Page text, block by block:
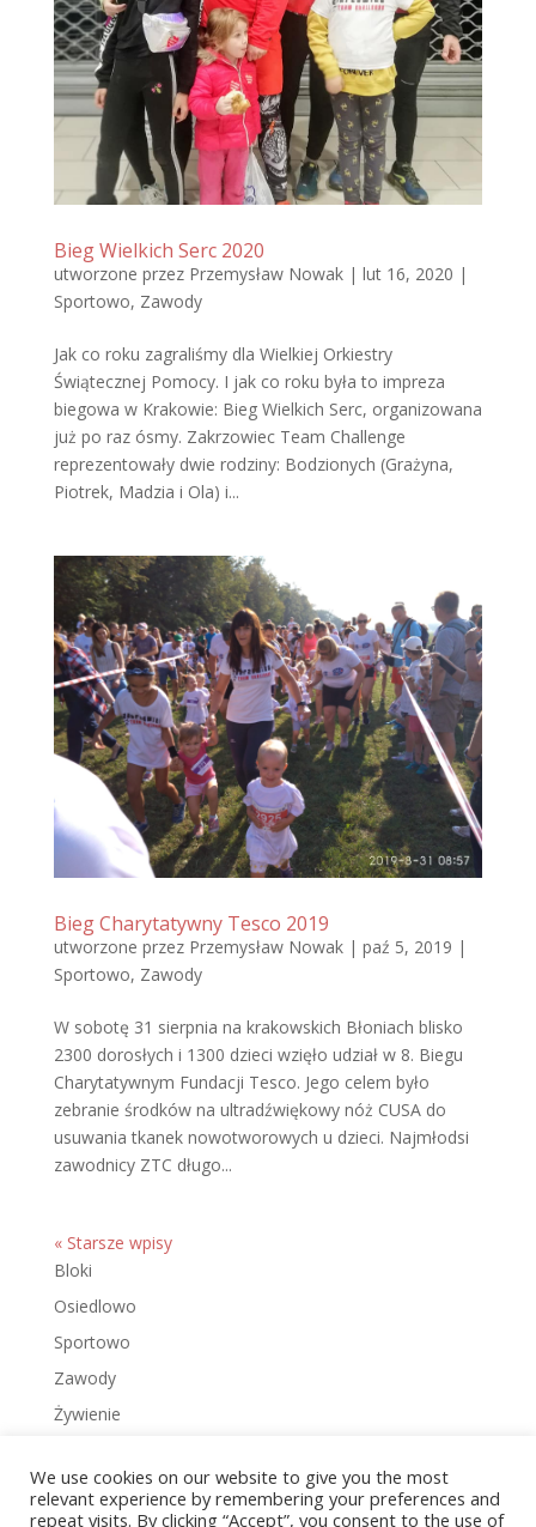
Bieg Wielkich Serc 2020
utworzone przez Przemysław Nowak| lut 16, 2020 |
Sportowo, Zawody
Jak co roku zagraliśmy dla Wielkiej Orkiestry
Świątecznej Pomocy. I jak co roku była to impreza
biegowa w Krakowie: Bieg Wielkich Serc, organizowana
już po raz ósmy. Zakrzowiec Team Challenge
reprezentowały dwie rodziny: Bodzionych (Grażyna,
Piotrek, Madzia i Ola) i...
Bieg Charytatywny Tesco 2019
utworzone przez Przemysław Nowak| paź 5, 2019 |
Sportowo, Zawody
W sobotę 31 sierpnia na krakowskich Błoniach blisko
2300 dorosłych i 1300 dzieci wzięło udział w 8. Biegu
Charytatywnym Fundacji Tesco. Jego celem było
zebranie środków na ultradźwiękowy nóż CUSA do
usuwania tkanek nowotworowych u dzieci. Najmłodsi
zawodnicy ZTC długo...
« Starsze wpisy
Bloki
Osiedlowo
Sportowo
Zawody
Żywienie
We use cookies on our website to give you the most
relevant experience by remembering your preferences and
repeat visits. By clicking “Accept”, you consent to the use of